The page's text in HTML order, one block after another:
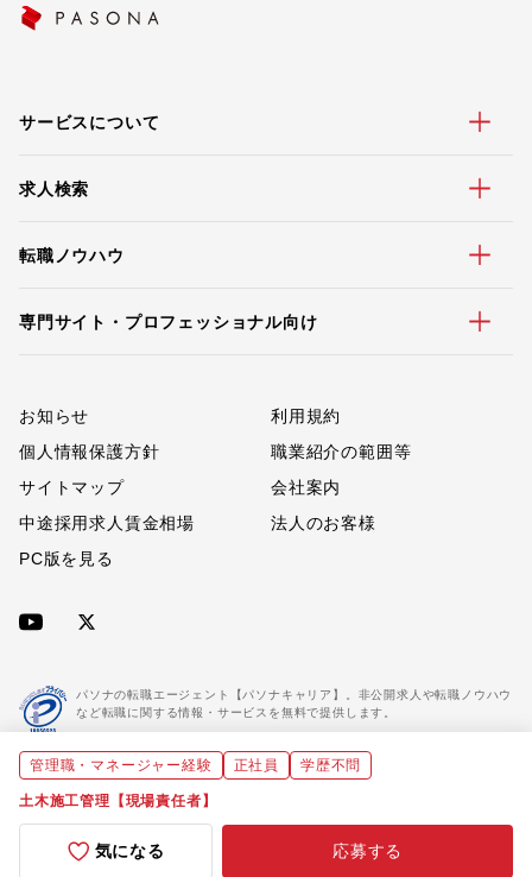
サービスについて
求人検索
転職ノウハウ
専門サイト・プロフェッショナル向け
お知らせ
利用規約
個人情報保護方針
職業紹介の範囲等
サイトマップ
会社案内
中途採用求人賃金相場
法人のお客様
PC版を見る
パソナの転職エージェント【パソナキャリア】。非公開求人や転職ノウハウ
など転職に関する情報・サービスを無料で提供します。
「パソナキャリア」は職業紹介優良事業者に認定されています。
管理職・マネージャー経験 正社員 学歴不問
土木施工管理【現場責任者】
気になる 応募する